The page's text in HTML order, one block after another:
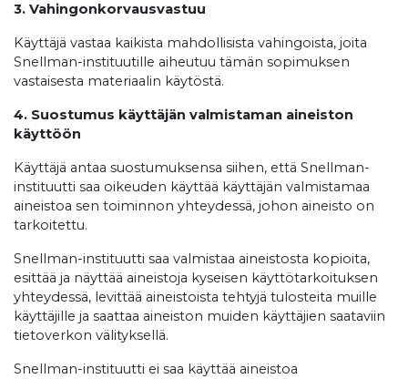
3. Vahingonkorvausvastuu
Käyttäjä vastaa kaikista mahdollisista vahingoista, joita
Snellman-instituutille aiheutuu tämän sopimuksen
vastaisesta materiaalin käytöstä.
4. Suostumus käyttäjän valmistaman aineiston
käyttöön
Käyttäjä antaa suostumuksensa siihen, että Snellman-
instituutti saa oikeuden käyttää käyttäjän valmistamaa
aineistoa sen toiminnon yhteydessä, johon aineisto on
tarkoitettu.
Snellman-instituutti saa valmistaa aineistosta kopioita,
esittää ja näyttää aineistoja kyseisen käyttötarkoituksen
yhteydessä, levittää aineistoista tehtyjä tulosteita muille
käyttäjille ja saattaa aineiston muiden käyttäjien saataviin
tietoverkon välityksellä.
Snellman-instituutti ei saa käyttää aineistoa